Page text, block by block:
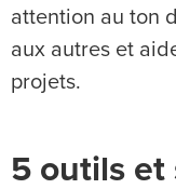
attention au ton
aux autres et
projets.
5 outils et